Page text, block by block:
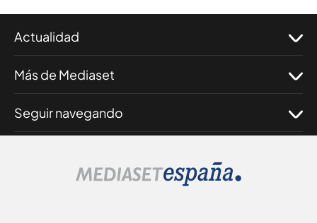
Actualidad
Más de Mediaset
Seguir navegando